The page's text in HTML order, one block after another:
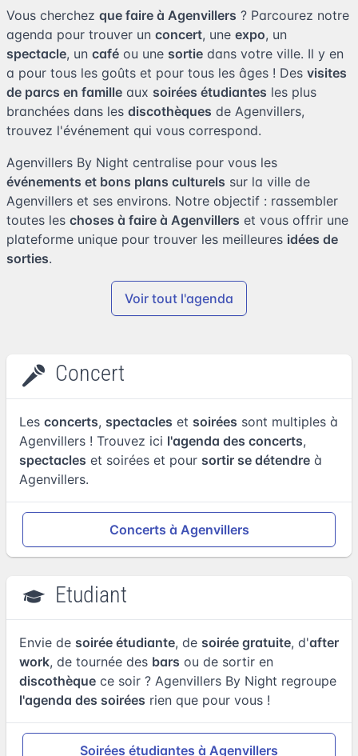
Vous cherchez que faire à Agenvillers ? Parcourez notre
agenda pour trouver un concert, une expo, un
spectacle, un café ou une sortie dans votre ville. Il y en
a pour tous les goûts et pour tous les âges ! Des visites
de parcs en famille aux soirées étudiantes les plus
branchées dans les discothèques de Agenvillers,
trouvez l'événement qui vous correspond.
Agenvillers By Night centralise pour vous les
événements et bons plans culturels sur la ville de
Agenvillers et ses environs. Notre objectif : rassembler
toutes les choses à faire à Agenvillers et vous offrir une
plateforme unique pour trouver les meilleures idées de
sorties.
Voir tout l'agenda
Concert
Les concerts, spectacles et soirées sont multiples à
Agenvillers ! Trouvez ici l'agenda des concerts,
spectacles et soirées et pour sortir se détendre à
Agenvillers.
Concerts à Agenvillers
Etudiant
Envie de soirée étudiante, de soirée gratuite, d'after
work, de tournée des bars ou de sortir en
discothèque ce soir ? Agenvillers By Night regroupe
l'agenda des soirées rien que pour vous !
Soirées étudiantes à Agenvillers